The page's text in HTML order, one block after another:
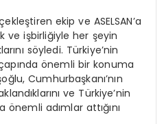
ekip ve ASELSAN’a
ve işbirliğiyle her şeyin
söyledi. Türkiye’nin
önemli bir konuma
Cumhurbaşkanı’nın
ve Türkiye’nin
önemli adımlar attığını